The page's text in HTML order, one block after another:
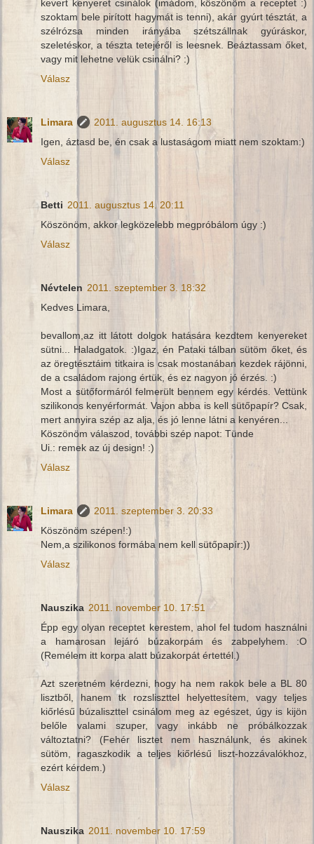
kevert kenyeret csinálok (imádom, köszönöm a receptet :)
szoktam bele pirított hagymát is tenni), akár gyúrt tésztát, a
szélrózsa minden irányába szétszállnak gyúráskor,
szeletéskor, a tészta tetejéről is leesnek. Beáztassam őket,
vagy mit lehetne velük csinálni? :)
Válasz
Limara
2011. augusztus 14. 16:13
Igen, áztasd be, én csak a lustaságom miatt nem szoktam:)
Válasz
Betti 2011. augusztus 14. 20:11
Köszönöm, akkor legközelebb megpróbálom úgy :)
Válasz
Névtelen 2011. szeptember 3. 18:32
Kedves Limara,
bevallom,az itt látott dolgok hatására kezdtem kenyereket
sütni... Haladgatok. :)Igaz, én Pataki tálban sütöm őket, és
az öregtésztáim titkaira is csak mostanában kezdek rájönni,
de a családom rajong értük, és ez nagyon jó érzés. :)
Most a sütőformáról felmerült bennem egy kérdés. Vettünk
szilikonos kenyérformát. Vajon abba is kell sütőpapír? Csak,
mert annyira szép az alja, és jó lenne látni a kenyéren...
Köszönöm válaszod, további szép napot: Tünde
Ui.: remek az új design! :)
Válasz
Limara
2011. szeptember 3. 20:33
Köszönöm szépen!:)
Nem,a szilikonos formába nem kell sütőpapír:))
Válasz
Nauszika 2011. november 10. 17:51
Épp egy olyan receptet kerestem, ahol fel tudom használni
a hamarosan lejáró búzakorpám és zabpelyhem. :O
(Remélem itt korpa alatt búzakorpát értettél.)
Azt szeretném kérdezni, hogy ha nem rakok bele a BL 80
lisztből, hanem tk rozsliszttel helyettesítem, vagy teljes
kiőrlésű búzaliszttel csinálom meg az egészet, úgy is kijön
belőle valami szuper, vagy inkább ne próbálkozzak
változtatni? (Fehér lisztet nem használunk, és akinek
sütöm, ragaszkodik a teljes kiőrlésű liszt-hozzávalókhoz,
ezért kérdem.)
Válasz
Nauszika 2011. november 10. 17:59